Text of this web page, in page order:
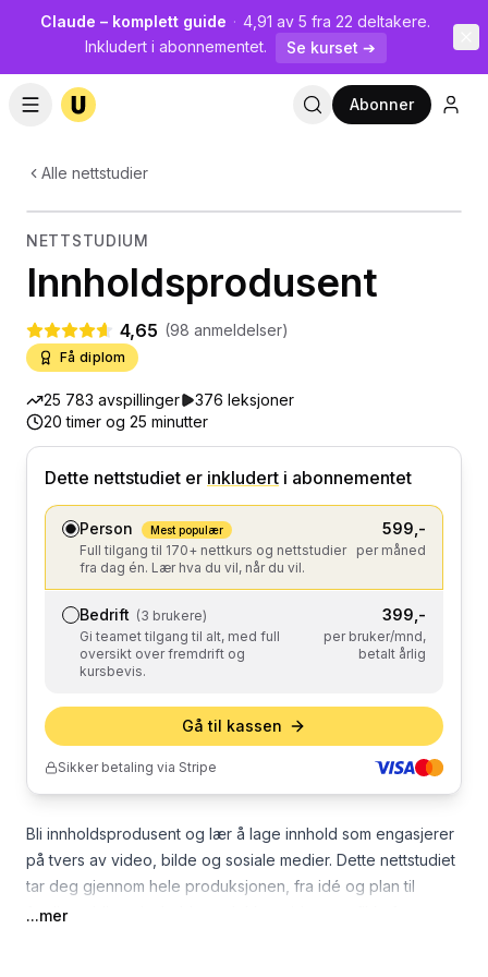
Claude – komplett guide · 4,91 av 5 fra 22 deltakere.
Inkludert i abonnementet.
Se kurset ➔
Abonner
Alle nettstudier
NETTSTUDIUM
Innholdsprodusent
4,65 (98 anmeldelser)
Få diplom
25 783 avspillinger 376 leksjoner
20 timer og 25 minutter
Dette nettstudiet er inkludert i abonnementet
Person Mest populær
Full tilgang til 170+ nettkurs og nettstudier
fra dag én. Lær hva du vil, når du vil.
599 ,-
per måned
Bedrift (3 brukere)
Gi teamet tilgang til alt, med full
oversikt over fremdrift og
kursbevis.
399 ,-
per bruker/mnd,
betalt årlig
Gå til kassen
Sikker betaling via Stripe
Bli innholdsprodusent og lær å lage innhold som engasjerer
på tvers av video, bilde og sosiale medier. Dette nettstudiet
tar deg gjennom hele produksjonen, fra idé og plan til
ferdig publisert innhold, og dekker video, grafikk, foto og
...mer
🎯 Markedsføring